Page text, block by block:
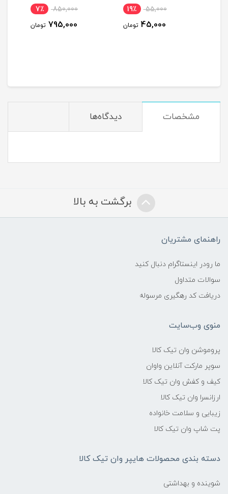
55,000 19٪
45,000 تومان
850,000 7٪
795,000 تومان
مشخصات دیدگاه‌ها
برگشت به بالا
راهنمای مشتریان
ما رودر اینستاگرام دنبال کنید
سوالات متداول
دریافت کد رهگیری مرسوله
منوی وب‌سایت
پروموشن وان تیک کالا
سوپر مارکت آنلاین واوان
کیف و کفش وان تیک کالا
ارزانسرا وان تیک کالا
زیبایی و سلامت خانواده
پت شاپ وان تیک کالا
دسته بندی محصولات هایپر وان تیک کالا
شوینده و بهداشتی